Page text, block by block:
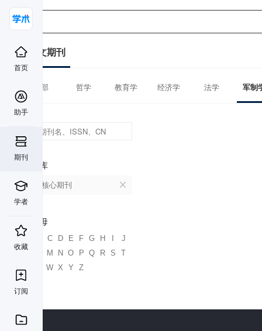
首页
助手
期刊
学者
收藏
订阅
中文期刊
全部 哲学 教育学 经济学 法学 军制
数据库
北大核心期刊
首字母
C D E F G H
J
K
M N O P Q R S
T
W X Y Z